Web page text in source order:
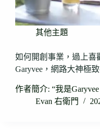
其他主題
如何開創事業，過上喜
Garyvee，網路大神極
作者簡介: “我是
Evan 右衛門